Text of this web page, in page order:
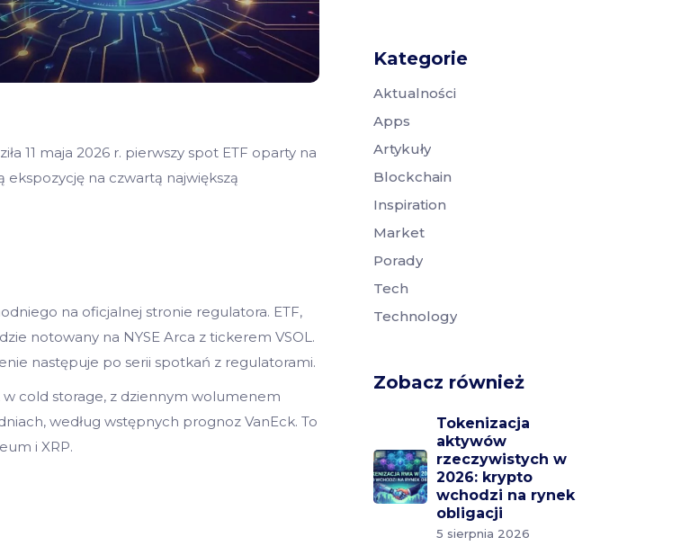
11 maja 2026 r. pierwszy spot ETF oparty na
na czwartą największą
na oficjalnej stronie regulatora. ETF,
notowany na NYSE Arca z tickerem VSOL.
następuje po serii spotkań z regulatorami.
cold storage, z dziennym wolumenem
według wstępnych prognoz VanEck. To
i XRP.
Kategorie
Aktualności
Apps
Artykuły
Blockchain
Inspiration
Market
Porady
Tech
Technology
Zobacz również
Tokenizacja
aktywów
rzeczywistych w
2026: krypto
wchodzi na rynek
obligacji
5 sierpnia 2026